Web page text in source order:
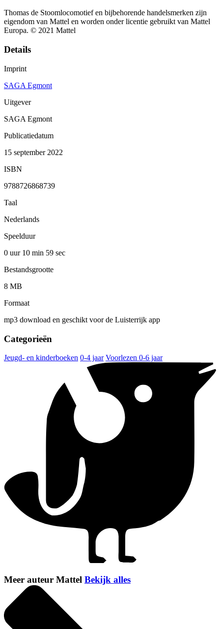
Thomas de Stoomlocomotief en bijbehorende handelsmerken zijn
eigendom van Mattel en worden onder licentie gebruikt van Mattel
Europa. © 2021 Mattel
Details
Imprint
SAGA Egmont
Uitgever
SAGA Egmont
Publicatiedatum
15 september 2022
ISBN
9788726868739
Taal
Nederlands
Speelduur
0 uur 10 min 59 sec
Bestandsgrootte
8 MB
Formaat
mp3 download en geschikt voor de Luisterrijk app
Categorieën
Jeugd- en kinderboeken 0-4 jaar Voorlezen 0-6 jaar
Meer auteur Mattel Bekijk alles